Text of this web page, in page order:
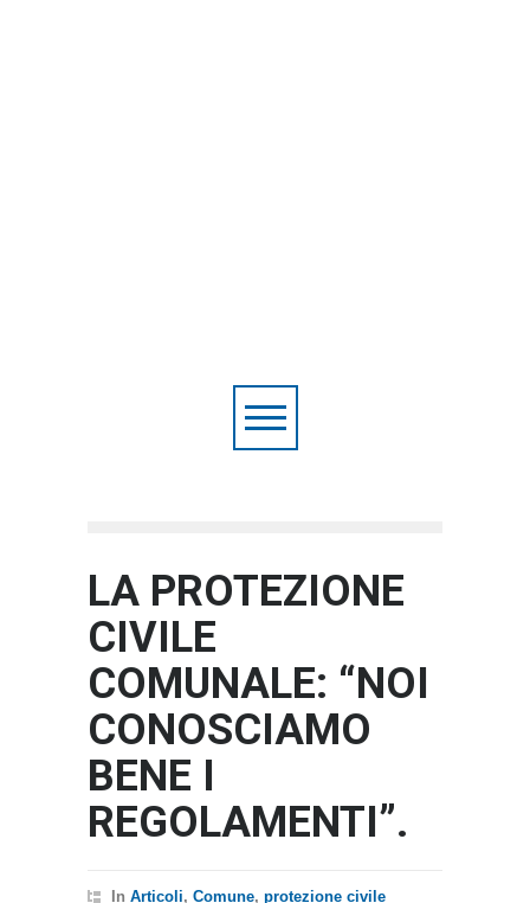
LA PROTEZIONE
CIVILE
COMUNALE: “NOI
CONOSCIAMO
BENE I
REGOLAMENTI”.
In Articoli, Comune, protezione civile